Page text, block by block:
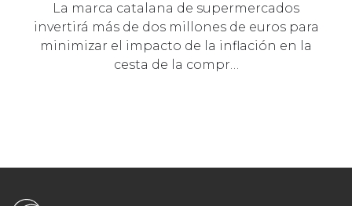
La marca catalana de supermercados
invertirá más de dos millones de euros para
minimizar el impacto de la inflación en la
cesta de la compr…